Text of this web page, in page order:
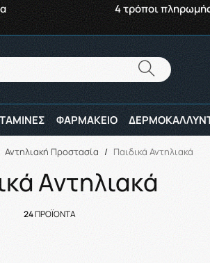
4 τρόποι
ΦΑΡΜΑΚΕΙΟ
Αναζήτηση
Αντηλιακή Προστασία / Παιδικά Αντηλιακά
Αντηλιακά
24ΠΡΟΪΟΝΤΑ